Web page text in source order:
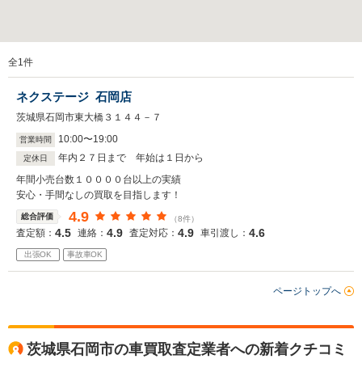
全1件
ネクステージ 石岡店
茨城県石岡市東大橋３１４４－７
営業時間 10:00〜19:00
定休日
年内２７日まで 年始は１日から
年間小売台数１００００台以上の実績
安心・手間なしの買取を目指します！
総合評価 4.9 （8件）
査定額： 4.5 連絡： 4.9 査定対応： 4.9 車引渡し： 4.6
出張OK 事故車OK
ページトップへ
茨城県石岡市の車買取査定業者への新着クチコミ